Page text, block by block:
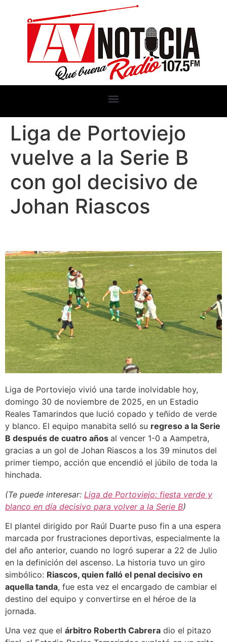
Liga de Portoviejo
vuelve a la Serie B
con gol decisivo de
Johan Riascos
Liga de Portoviejo vivió una tarde inolvidable hoy,
domingo 30 de noviembre de 2025, en un Estadio
Reales Tamarindos que lució copado y teñido de verde
y blanco. El equipo manabita selló su regreso a la Serie
B después de cuatro años al vencer 1-0 a Aampetra,
gracias a un gol de Johan Riascos a los 39 minutos del
primer tiempo, acción que encendió el júbilo de toda la
hinchada.
(Te puede interesar: Liga de Portoviejo: fiesta verde y
blanco en día decisivo para volver a la Serie B)
El plantel dirigido por Raúl Duarte puso fin a una espera
marcada por frustraciones deportivas, especialmente la
del año anterior, cuando no logró superar a 22 de Julio
en la definición del ascenso. La historia tuvo un giro
simbólico: Riascos, quien falló el penal decisivo en
aquella tanda, fue esta vez el encargado de cambiar el
destino del equipo y convertirse en el héroe de la
jornada.
Una vez que el árbitro Roberth Cabrera dio el pitazo